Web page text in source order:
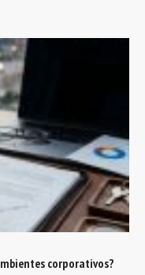
corporativos?